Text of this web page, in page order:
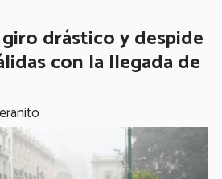
drástico y despide
con la llegada de